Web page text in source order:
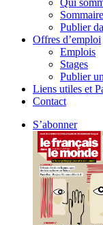
Qui
Publier
Offres d’emploi
Emplois
Stages
Publier
Liens utiles et
Contact
S’abonner